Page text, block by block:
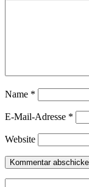
Name *
E-Mail-Adresse *
Website